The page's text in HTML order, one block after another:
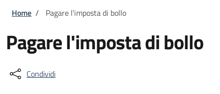
Briciole di pane
Home / Pagare l'imposta di bollo
Pagare l'imposta di bollo
Condividi